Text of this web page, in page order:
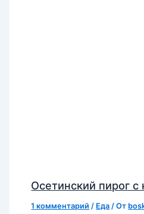
Осетинский пирог с
1 комментарий / Еда / От